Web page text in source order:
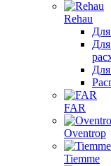
Rehau
FAR
Oventrop
Tiemme